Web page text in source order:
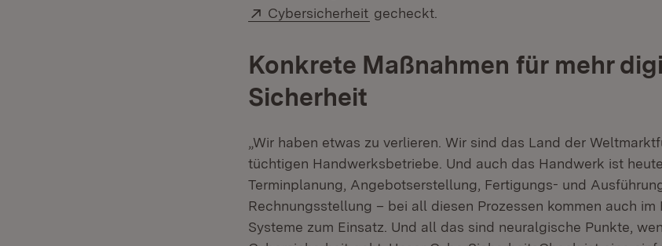
Extern:
Cybersicherheit (Öffnet in neuem Fenster)
gecheckt.
Konkrete Maßnahmen für mehr
Sicherheit
„Wir haben etwas zu verlieren. Wir sind das Land der
tüchtigen Handwerksbetriebe. Und auch das Handwerk ist
Terminplanung, Angebotserstellung, Fertigungs- und
Rechnungsstellung – bei all diesen Prozessen kommen auch
Systeme zum Einsatz. Und all das sind neuralgische Punkte,